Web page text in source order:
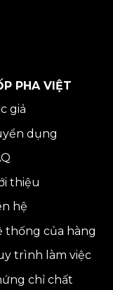
PHA VIỆT
giả
dụng
thiệu
hệ
thống của hàng
trình làm việc
chỉ chất